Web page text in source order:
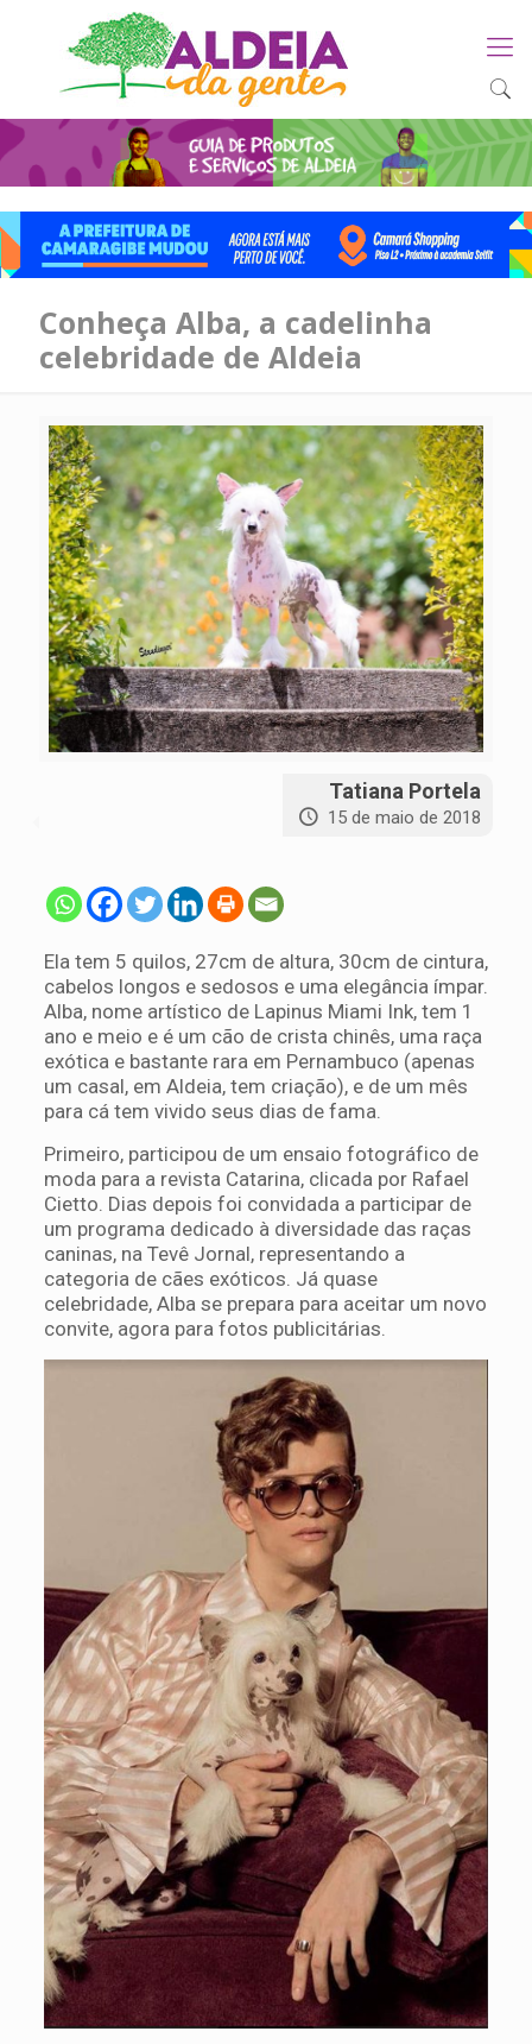
Conheça Alba, a cadelinha
celebridade de Aldeia
Tatiana Portela
15 de maio de 2018
Ela tem 5 quilos, 27cm de altura, 30cm de cintura,
cabelos longos e sedosos e uma elegância ímpar.
Alba, nome artístico de Lapinus Miami Ink, tem 1
ano e meio e é um cão de crista chinês, uma raça
exótica e bastante rara em Pernambuco (apenas
um casal, em Aldeia, tem criação), e de um mês
para cá tem vivido seus dias de fama.
Primeiro, participou de um ensaio fotográfico de
moda para a revista Catarina, clicada por Rafael
Cietto. Dias depois foi convidada a participar de
um programa dedicado à diversidade das raças
caninas, na Tevê Jornal, representando a
categoria de cães exóticos. Já quase
celebridade, Alba se prepara para aceitar um novo
convite, agora para fotos publicitárias.